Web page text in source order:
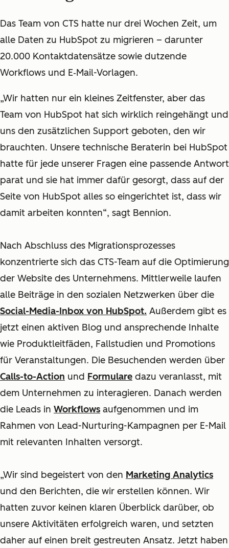
Das Team von CTS hatte nur drei Wochen Zeit, um
alle Daten zu HubSpot zu migrieren – darunter
20.000 Kontaktdatensätze sowie dutzende
Workflows und E‑Mail-Vorlagen.
„Wir hatten nur ein kleines Zeitfenster, aber das
Team von HubSpot hat sich wirklich reingehängt und
uns den zusätzlichen Support geboten, den wir
brauchten. Unsere technische Beraterin bei HubSpot
hatte für jede unserer Fragen eine passende Antwort
parat und sie hat immer dafür gesorgt, dass auf der
Seite von HubSpot alles so eingerichtet ist, dass wir
damit arbeiten konnten“, sagt Bennion.
Nach Abschluss des Migrationsprozesses
konzentrierte sich das CTS-Team auf die Optimierung
der Website des Unternehmens. Mittlerweile laufen
alle Beiträge in den sozialen Netzwerken über die
Social-Media-Inbox von HubSpot. Außerdem gibt es
jetzt einen aktiven Blog und ansprechende Inhalte
wie Produktleitfäden, Fallstudien und Promotions
für Veranstaltungen. Die Besuchenden werden über
Calls-to-Action und Formulare dazu veranlasst, mit
dem Unternehmen zu interagieren. Danach werden
die Leads in Workflows aufgenommen und im
Rahmen von Lead-Nurturing-Kampagnen per E-Mail
mit relevanten Inhalten versorgt.
„Wir sind begeistert von den Marketing Analytics
und den Berichten, die wir erstellen können. Wir
hatten zuvor keinen klaren Überblick darüber, ob
unsere Aktivitäten erfolgreich waren, und setzten
daher auf einen breit gestreuten Ansatz. Jetzt haben